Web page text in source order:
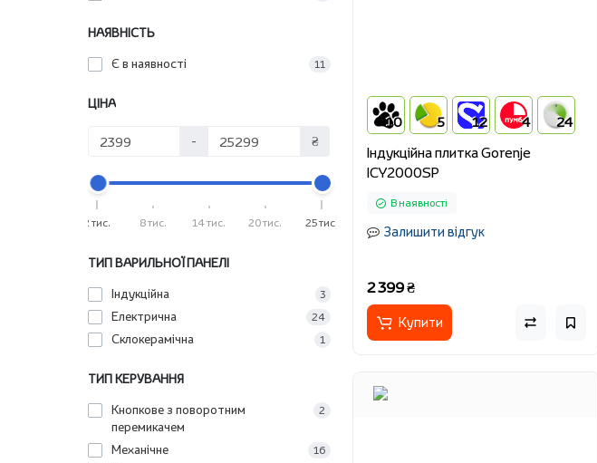
НАЯВНІСТЬ
Є в наявності
11
ЦІНА
- ₴
2 тис. 8 тис. 14 тис. 20 тис. 25 тис.
ТИП ВАРИЛЬНОЇ ПАНЕЛІ
Індукційна
3
Електрична 24
Склокерамічна 1
ТИП КЕРУВАННЯ
Кнопкове з поворотним
перемикачем
2
Механічне 16
10 5 12 4 24
Індукційна плитка Gorenje
ICY2000SP
В наявності
Залишити відгук
2 399 ₴
Купити